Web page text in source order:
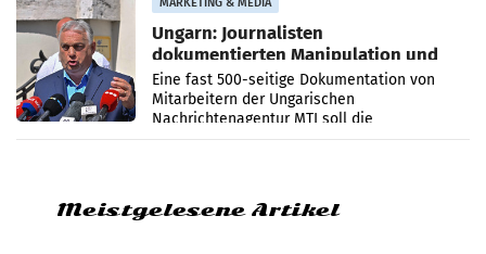
Ungarn: Journalisten
dokumentierten Manipulation und
Zensur
Eine fast 500-seitige Dokumentation von
Mitarbeitern der Ungarischen
Nachrichtenagentur MTI soll die
systematische Nachrichten-Manipulation und
Meistgelesene Artikel